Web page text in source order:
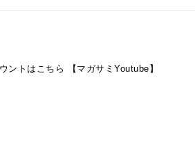
ントはこちら 【マガサミYoutube】